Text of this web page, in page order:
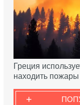
Греция
находить
+